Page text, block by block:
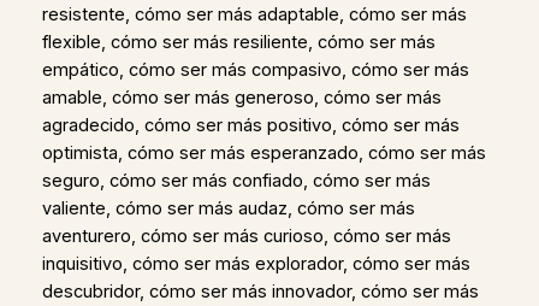
resistente, cómo ser más adaptable, cómo ser más
flexible, cómo ser más resiliente, cómo ser más
empático, cómo ser más compasivo, cómo ser más
amable, cómo ser más generoso, cómo ser más
agradecido, cómo ser más positivo, cómo ser más
optimista, cómo ser más esperanzado, cómo ser más
seguro, cómo ser más confiado, cómo ser más
valiente, cómo ser más audaz, cómo ser más
aventurero, cómo ser más curioso, cómo ser más
inquisitivo, cómo ser más explorador, cómo ser más
descubridor, cómo ser más innovador, cómo ser más